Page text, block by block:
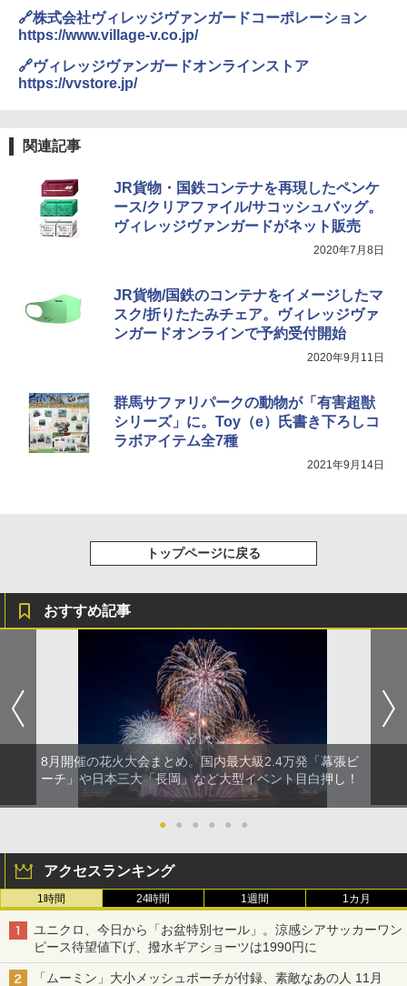
￥5,999
[キャンパーズコレクション 山善] 傘みたいに
広げるだけ パッとサッとテント ブラックコ
[キャンパーズコレクション 山善] 傘みたいに
広げるだけ パッとサッとテント キューブワ
ッシュ 4人用 簡単設置 ポップアップテント P
￥-
￥-
DEWEL パラソル 大型 ビーチ アウトドアパ
ポインターライト 強力 小型 緑色/赤色/青紫色
USB充電式 高精度 超長距離照射 長時間使用
ンパクト多機能設計 持ち運び便利 アウトド
￥1,180
🔗株式会社ヴィレッジヴァンガードコーポレーション
https://www.village-v.co.jp/
🔗ヴィレッジヴァンガードオンラインストア
https://vvstore.jp/
関連記事
JR貨物・国鉄コンテナを再現したペンケ
ース/クリアファイル/サコッシュバッグ。
ヴィレッジヴァンガードがネット販売
2020年7月8日
JR貨物/国鉄のコンテナをイメージしたマ
スク/折りたたみチェア。ヴィレッジヴァ
ンガードオンラインで予約受付開始
2020年9月11日
群馬サファリパークの動物が「有害超獣
シリーズ」に。Toy（e）氏書き下ろしコ
ラボアイテム全7種
2021年9月14日
トップページに戻る
おすすめ記事
8月開催の花火大会まとめ。国内最大級2.4万発「幕張ビ
ーチ」や日本三大「長岡」など大型イベント目白押し！
● ● ● ● ● ●
アクセスランキング
1時間 24時間 1週間 1カ月
ユニクロ、今日から「お盆特別セール」。涼感シアサッカーワン
ピース待望値下げ、撥水ギアショーツは1990円に
「ムーミン」大小メッシュポーチが付録、素敵なあの人 11月